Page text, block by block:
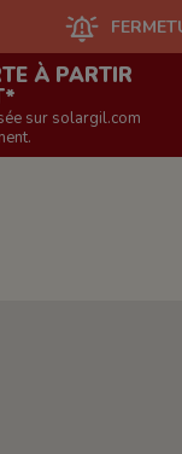
FERMETURE
À PARTIR
sur solargil.com